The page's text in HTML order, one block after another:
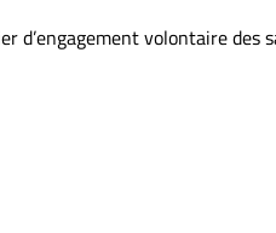
d’engagement volontaire